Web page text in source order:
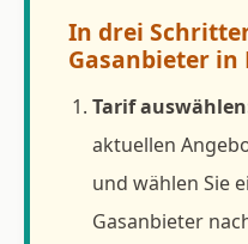
In drei
Gasanbieter
Tarif
aktuellen
und wählen Sie
Gasanbieter